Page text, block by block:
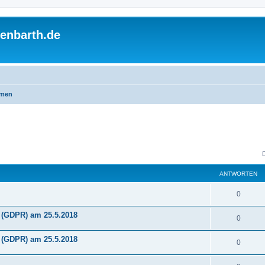
ANTWORTEN
0A
n
w
o
am 25.5.2018 0A
n
am 25.5.2018 0A
n